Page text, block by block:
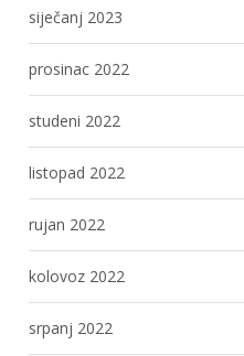
siječanj 2023
prosinac 2022
studeni 2022
listopad 2022
rujan 2022
kolovoz 2022
srpanj 2022